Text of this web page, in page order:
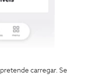
carregar. Se